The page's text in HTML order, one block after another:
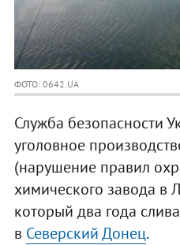
ФОТО: 0642.UA
Служба безопасности
уголовное
(нарушение правил
химического завода в
который два года
в Северский Донец.